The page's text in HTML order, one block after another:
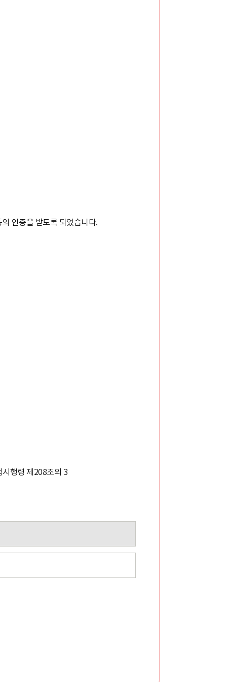
인증을 받도록 되었습니다.
시행령 제208조의 3